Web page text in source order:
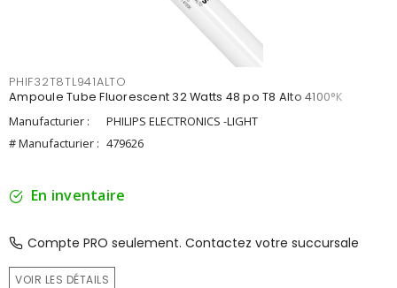
PHIF32T8TL941ALTO
Ampoule Tube Fluorescent 32 Watts 48 po T8 Alto 4100°K
Manufacturier :
PHILIPS ELECTRONICS -LIGHT
# Manufacturier : 479626
En inventaire
Compte PRO seulement. Contactez votre succursale
VOIR LES DÉTAILS